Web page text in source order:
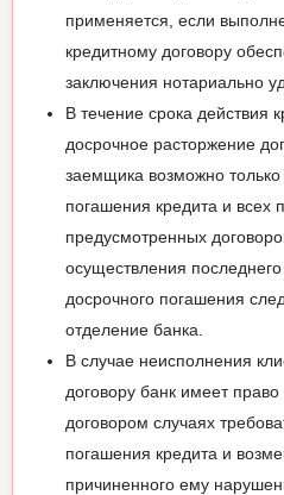
применяется, если
кредитному договору
заключения нотариально
В течение срока действия
досрочное расторжение
заемщика возможно
погашения кредита и всех
предусмотренных
осуществления
досрочного погашения
отделение банка.
В случае неисполнения
договору банк имеет
договором случаях
погашения кредита и
причиненного ему